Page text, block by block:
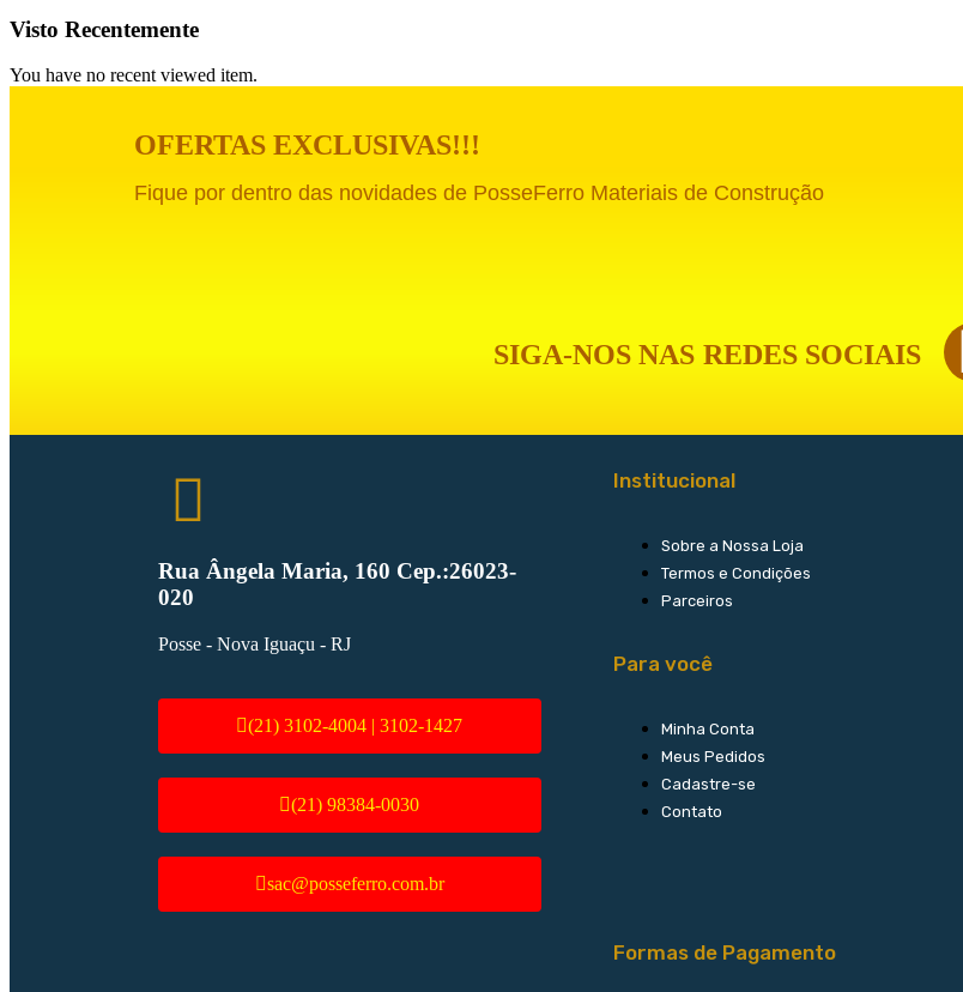
Visto Recentemente
You have no recent viewed item.
OFERTAS EXCLUSIVAS!!!
Fique por dentro das novidades de PosseFerro Materiais de Construção
SIGA-NOS NAS REDES SOCIAIS
Rua Ângela Maria, 160 Cep.:26023-
020
Posse - Nova Iguaçu - RJ
(21) 3102-4004 | 3102-1427
(21) 98384-0030
sac@posseferro.com.br
Institucional
Sobre a Nossa Loja
Termos e Condições
Parceiros
Para você
Minha Conta
Meus Pedidos
Cadastre-se
Contato
Formas de Pagamento